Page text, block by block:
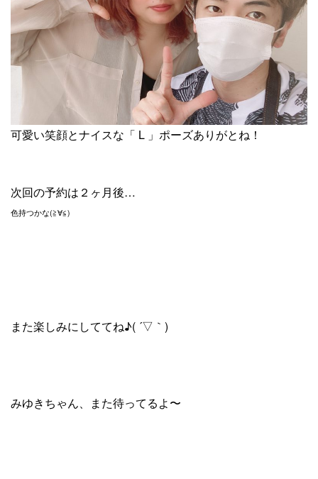
可愛い笑顔とナイスな「 L 」ポーズありがとね！
次回の予約は２ヶ月後…
色持つかな(≧∀≦)
また楽しみにしててね♪( ´▽｀)
みゆきちゃん、また待ってるよ〜